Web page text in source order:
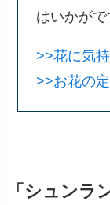
はいかがで
>>花に気
>>お花の
「シュンラ